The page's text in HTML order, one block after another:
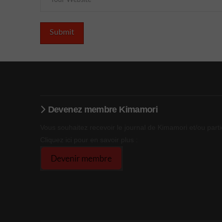
Devenez membre Kimamori